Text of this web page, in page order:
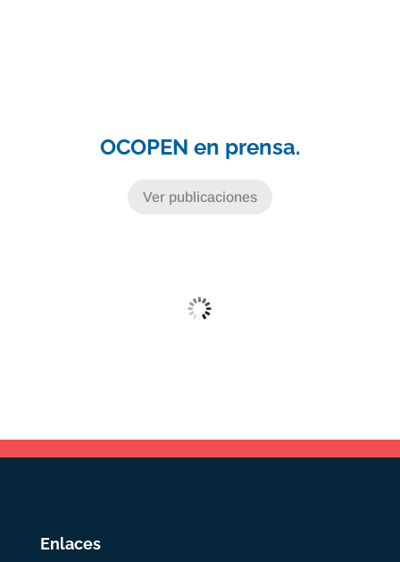
OCOPEN en prensa.
Ver publicaciones
Enlaces